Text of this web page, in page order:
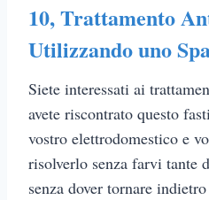
10, Trattamento
Utilizzando uno
Siete interessati ai
avete riscontrato questo
vostro elettrodomestico e
risolverlo senza farvi tante
senza dover tornare